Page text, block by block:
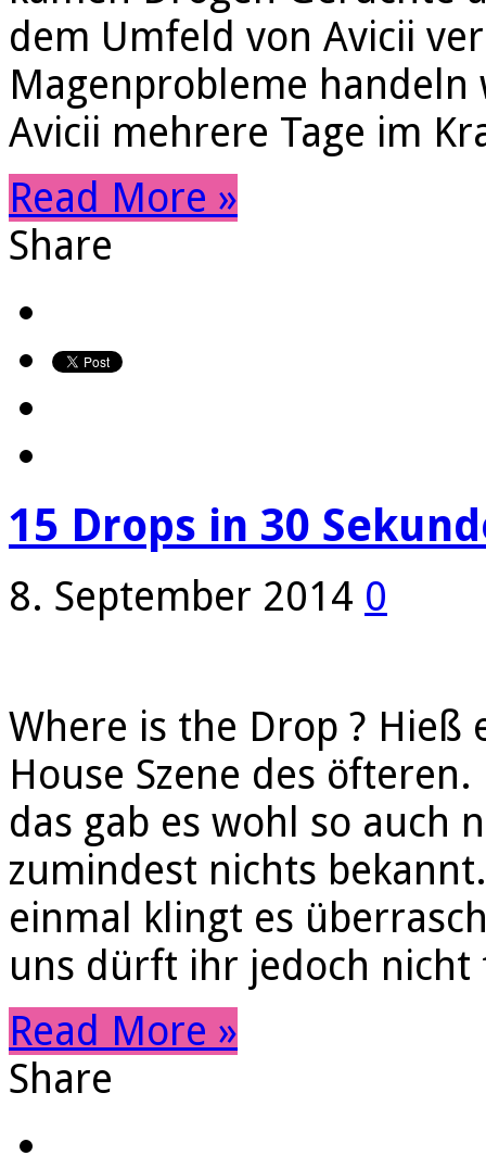
dem Umfeld von Avicii
Magenprobleme
Avicii mehrere Tage im
Read More »
Share
15 Drops in 30
8. September 2014 0
Where is the Drop ?
House Szene des
das gab es wohl so auch
zumindest nichts
einmal klingt es
uns dürft ihr jedoch
Read More »
Share